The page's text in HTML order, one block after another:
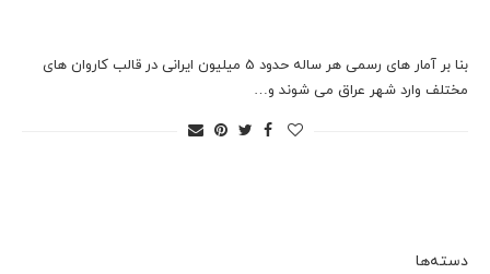
بنا بر آمار های رسمی هر ساله حدود 5 میلیون ایرانی در قالب کاروان های
مختلف وارد شهر عراق می شوند و…
دسته‌ها